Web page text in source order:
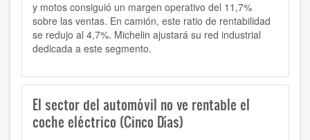
y motos consiguió un margen operativo del 11,7%
sobre las ventas. En camión, este ratio de rentabilidad
se redujo al 4,7%. Michelin ajustará su red industrial
dedicada a este segmento.
El sector del automóvil no ve rentable el
coche eléctrico (Cinco Días)